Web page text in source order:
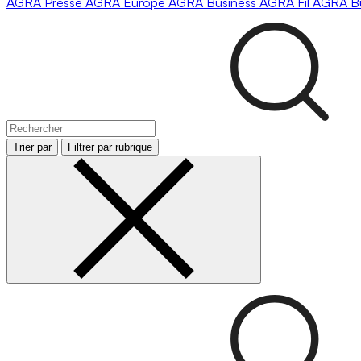
Trier par Filtrer par rubrique